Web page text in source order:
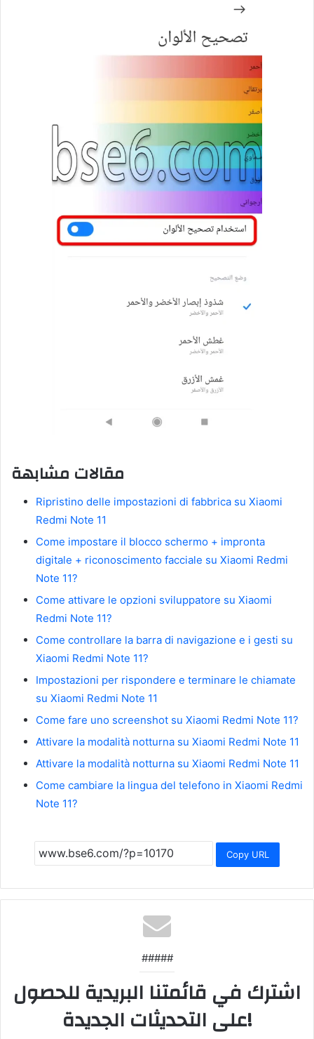
مقالات مشابهة
Ripristino delle impostazioni di fabbrica su Xiaomi
Redmi Note 11
Come impostare il blocco schermo + impronta
digitale + riconoscimento facciale su Xiaomi Redmi
Note 11?
Come attivare le opzioni sviluppatore su Xiaomi
Redmi Note 11?
Come controllare la barra di navigazione e i gesti su
Xiaomi Redmi Note 11?
Impostazioni per rispondere e terminare le chiamate
su Xiaomi Redmi Note 11
Come fare uno screenshot su Xiaomi Redmi Note 11?
Attivare la modalità notturna su Xiaomi Redmi Note 11
Attivare la modalità notturna su Xiaomi Redmi Note 11
Come cambiare la lingua del telefono in Xiaomi Redmi
Note 11?
Copy URL
#####
اشترك في قائمتنا البريدية للحصول
على التحديثات الجديدة!